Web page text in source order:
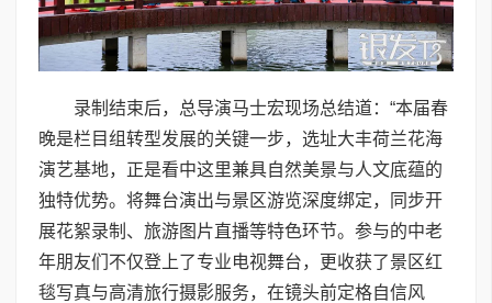
录制结束后，总导演马士宏现场总结道：“本届春
晚是栏目组转型发展的关键一步，选址大丰荷兰花海
演艺基地，正是看中这里兼具自然美景与人文底蕴的
独特优势。将舞台演出与景区游览深度绑定，同步开
展花絮录制、旅游图片直播等特色环节。参与的中老
年朋友们不仅登上了专业电视舞台，更收获了景区红
毯写真与高清旅行摄影服务，在镜头前定格自信风